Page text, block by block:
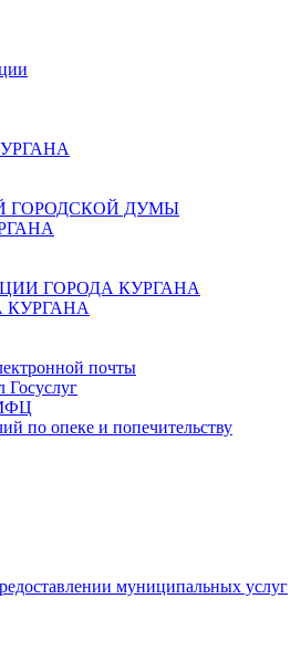
ГОРОДСКОЙ ДУМЫ
ГОРОДА КУРГАНА
КУРГАНА
почты
Госуслуг
по опеке и попечительству
муниципальных услуг